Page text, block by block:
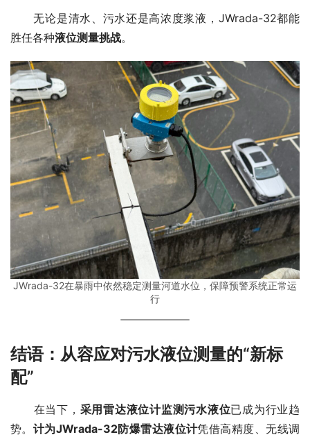
无论是清水、污水还是高浓度浆液，JWrada-32都能
胜任各种液位测量挑战。
JWrada-32在暴雨中依然稳定测量河道水位，保障预警系统正常运
行
结语：从容应对污水液位测量的“新标
配”
在当下， 采用雷达液位计监测污水液位已成为行业趋
势。 计为JWrada-32防爆雷达液位计凭借高精度、无线调